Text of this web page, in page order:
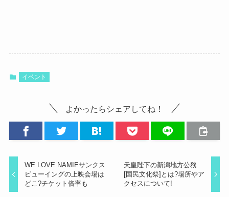
イベント
よかったらシェアしてね！
WE LOVE NAMIEサンクス
ビューイングの上映会場は
どこ?チケット倍率も
天皇陛下の新潟地方公務
[国民文化祭]とは?場所やア
クセスについて!